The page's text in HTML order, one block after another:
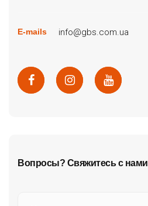
E-mails info@gbs.com.ua
Вопросы? Свяжитесь с нами